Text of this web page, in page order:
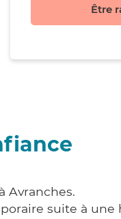
Être
Avranches.
suite à